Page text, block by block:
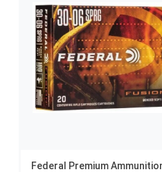
Federal Premium